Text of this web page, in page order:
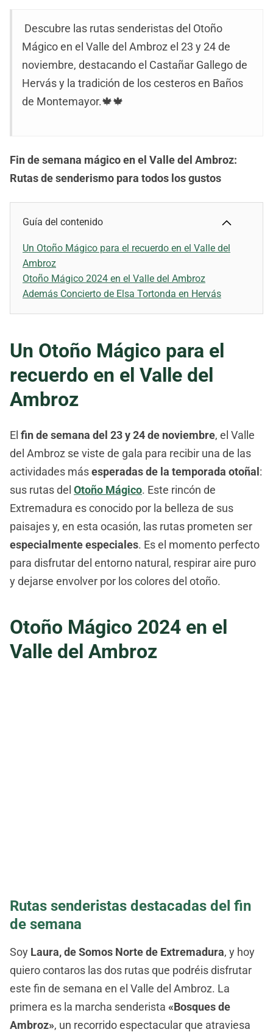
Descubre las rutas senderistas del Otoño
Mágico en el Valle del Ambroz el 23 y 24 de
noviembre, destacando el Castañar Gallego de
Hervás y la tradición de los cesteros en Baños
de Montemayor.🍁🍁
Fin de semana mágico en el Valle del Ambroz:
Rutas de senderismo para todos los gustos
Guía del contenido
Un Otoño Mágico para el recuerdo en el Valle del
Ambroz
Otoño Mágico 2024 en el Valle del Ambroz
Además Concierto de Elsa Tortonda en Hervás
Un Otoño Mágico para el
recuerdo en el Valle del
Ambroz
El fin de semana del 23 y 24 de noviembre, el Valle
del Ambroz se viste de gala para recibir una de las
actividades másesperadas de la temporada otoñal :
sus rutas del Otoño Mágico. Este rincón de
Extremadura es conocido por la belleza de sus
paisajes y, en esta ocasión, las rutas prometen ser
especialmente especiales. Es el momento perfecto
para disfrutar del entorno natural, respirar aire puro
y dejarse envolver por los colores del otoño.
Otoño Mágico 2024 en el
Valle del Ambroz
Rutas senderistas destacadas del fin
de semana
Soy Laura, de Somos Norte de Extremadura, y hoy
quiero contaros las dos rutas que podréis disfrutar
este fin de semana en el Valle del Ambroz. La
primera es la marcha senderista «Bosques de
Ambroz», un recorrido espectacular que atraviesa